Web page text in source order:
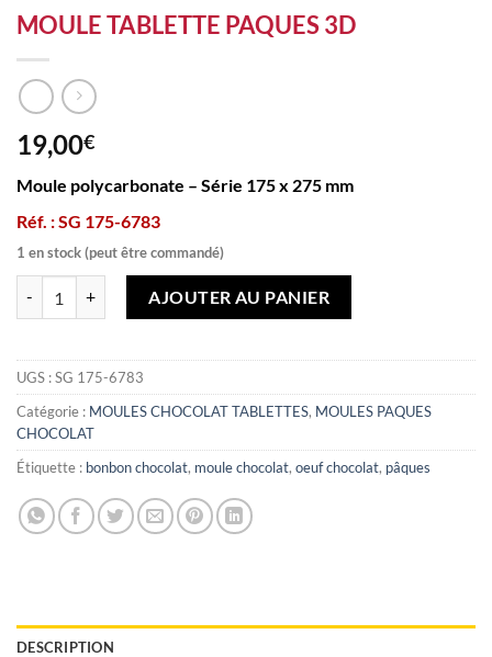
MOULE TABLETTE PAQUES 3D
19,00€
Moule polycarbonate – Série 175 x 275 mm
Réf. : SG 175-6783
1 en stock (peut être commandé)
AJOUTER AU PANIER
UGS :SG 175-6783
Catégorie : MOULES CHOCOLAT TABLETTES, MOULES PAQUES
CHOCOLAT
Étiquette : bonbon chocolat, moule chocolat, oeuf chocolat, pâques
DESCRIPTION